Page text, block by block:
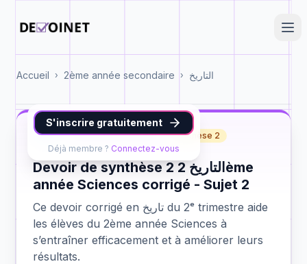
Accueil › 2ème année secondaire › التاريخ
S'inscrire gratuitement
Déjà membre ? Connectez-vous
تاريخ 2ème année Sciences synthèse 2
Devoir de synthèse 2 التاريخ 2ème
année Sciences corrigé - Sujet 2
Ce devoir corrigé en تاريخ du 2ᵉ trimestre aide
les élèves du 2ème année Sciences à
s’entraîner efficacement et à améliorer leurs
résultats.